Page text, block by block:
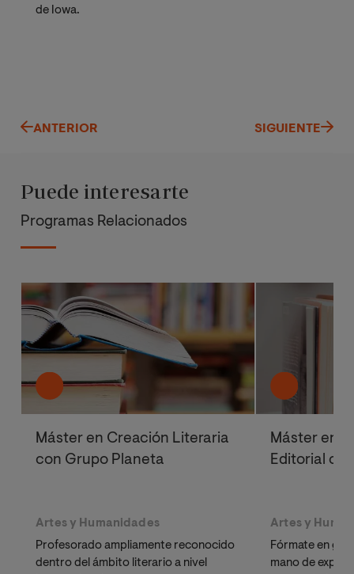
de Iowa.
ANTERIOR SIGUIENTE
Puede interesarte
Programas Relacionados
Máster en Creación Literaria
con Grupo Planeta
Artes y Humanidades
Profesorado ampliamente reconocido
dentro del ámbito literario a nivel
Máster en
Editorial
Artes y
Fórmate en
mano de